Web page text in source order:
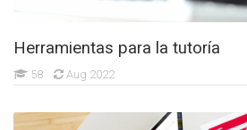
Herramientas para la tutoría
58 Aug 2022